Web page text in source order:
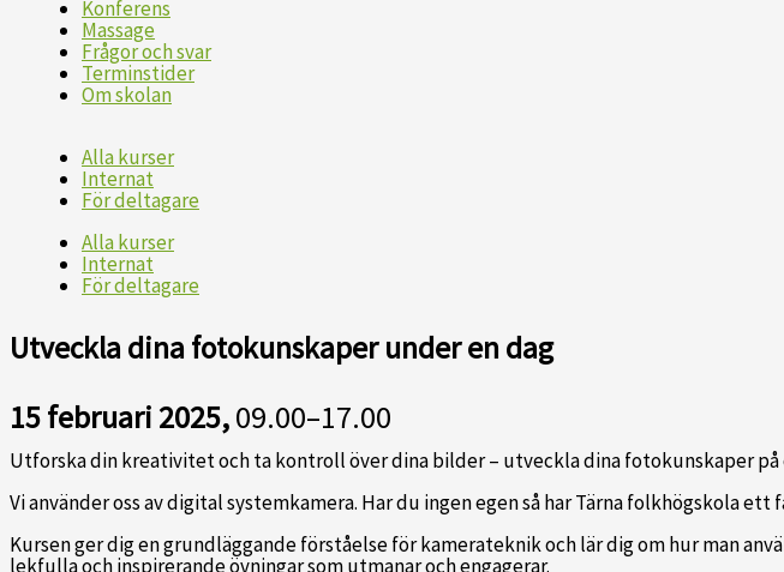
Konferens
Massage
Frågor och svar
Terminstider
Om skolan
Alla kurser
Internat
För deltagare
Alla kurser
Internat
För deltagare
Utveckla dina fotokunskaper under en dag
15 februari 2025,09.00–17.00
Utforska din kreativitet och ta kontroll över dina bilder – utveckla dina fotokunskaper på
Vi använder oss av digital systemkamera. Har du ingen egen så har Tärna folkhögskola
Kursen ger dig en grundläggande förståelse för kamerateknik och lär dig om hur man
lekfulla och inspirerande övningar som utmanar och engagerar.